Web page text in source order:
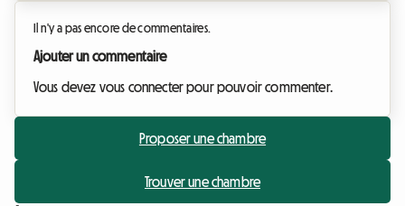
Il n'y a pas encore de commentaires.
Ajouter un commentaire
Vous devez vous connecter pour pouvoir commenter.
Proposer une chambre
Trouver une chambre